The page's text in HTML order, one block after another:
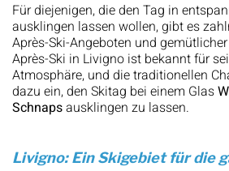
Für diejenigen, die den Tag in
ausklingen lassen wollen, gibt es
Après-Ski-Angeboten und
Après-Ski in Livigno ist bekannt für
Atmosphäre, und die traditionellen
dazu ein, den Skitag bei einem Glas
Schnapsausklingen zu lassen.
Livigno: Ein Skigebiet für die